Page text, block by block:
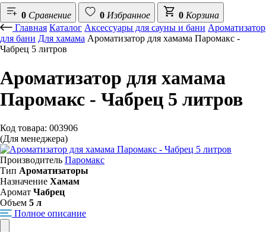
0 Сравнение 0 Избранное 0 Корзина
Главная Каталог Аксессуары для сауны и бани Ароматизатор
для бани Для хамама Ароматизатор для хамама Паромакс -
Чабрец 5 литров
Ароматизатор для хамама
Паромакс - Чабрец 5 литров
Код товара: 003906
(Для менеджера)
Производитель Паромакс
Тип Ароматизаторы
Назначение Хамам
Аромат Чабрец
Объем 5 л
Полное описание